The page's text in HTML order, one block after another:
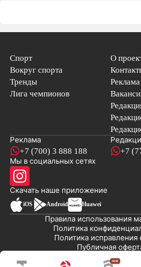
Спорт
Вокруг спорта
Тренды
Лига чемпионов
О
Реклама
Реклама
+7 (700) 3 888 188 +7
Мы в социальных сетях
Скачать наше приложениеновостей
iOS Android Huawei
Публичная
Политика исправления
Политика
Правила использования
© 2008-2026 ТОО